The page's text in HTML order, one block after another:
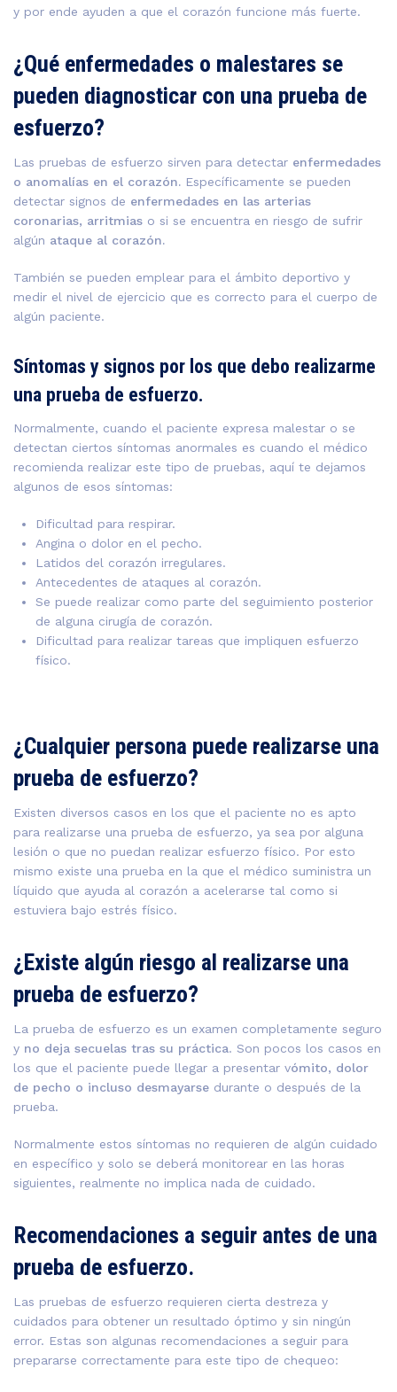
y por ende ayuden a que el corazón funcione más fuerte.
¿Qué enfermedades o malestares se
pueden diagnosticar con una prueba de
esfuerzo?
Las pruebas de esfuerzo sirven para detectar enfermedades
o anomalías en el corazón. Específicamente se pueden
detectar signos de enfermedades en las arterias
coronarias, arritmias o si se encuentra en riesgo de sufrir
algún ataque al corazón.
También se pueden emplear para el ámbito deportivo y
medir el nivel de ejercicio que es correcto para el cuerpo de
algún paciente.
Síntomas y signos por los que debo realizarme
una prueba de esfuerzo.
Normalmente, cuando el paciente expresa malestar o se
detectan ciertos síntomas anormales es cuando el médico
recomienda realizar este tipo de pruebas, aquí te dejamos
algunos de esos síntomas:
Dificultad para respirar.
Angina o dolor en el pecho.
Latidos del corazón irregulares.
Antecedentes de ataques al corazón.
Se puede realizar como parte del seguimiento posterior
de alguna cirugía de corazón.
Dificultad para realizar tareas que impliquen esfuerzo
físico.
¿Cualquier persona puede realizarse una
prueba de esfuerzo?
Existen diversos casos en los que el paciente no es apto
para realizarse una prueba de esfuerzo, ya sea por alguna
lesión o que no puedan realizar esfuerzo físico. Por esto
mismo existe una prueba en la que el médico suministra un
líquido que ayuda al corazón a acelerarse tal como si
estuviera bajo estrés físico.
¿Existe algún riesgo al realizarse una
prueba de esfuerzo?
La prueba de esfuerzo es un examen completamente seguro
y no deja secuelas tras su práctica. Son pocos los casos en
los que el paciente puede llegar a presentar vómito, dolor
de pecho o incluso desmayarse durante o después de la
prueba.
Normalmente estos síntomas no requieren de algún cuidado
en específico y solo se deberá monitorear en las horas
siguientes, realmente no implica nada de cuidado.
Recomendaciones a seguir antes de una
prueba de esfuerzo.
Las pruebas de esfuerzo requieren cierta destreza y
cuidados para obtener un resultado óptimo y sin ningún
error. Estas son algunas recomendaciones a seguir para
prepararse correctamente para este tipo de chequeo: